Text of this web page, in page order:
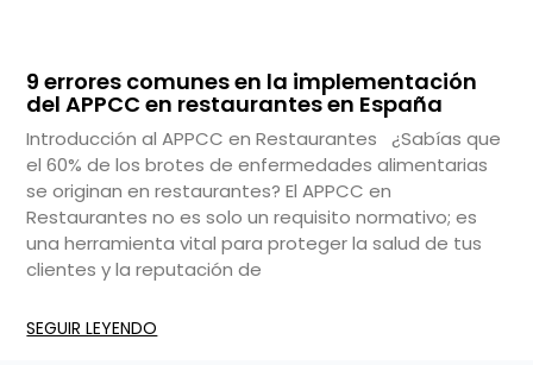
9 errores comunes en la implementación
del APPCC en restaurantes en España
Introducción al APPCC en Restaurantes ¿Sabías que
el 60% de los brotes de enfermedades alimentarias
se originan en restaurantes? El APPCC en
Restaurantes no es solo un requisito normativo; es
una herramienta vital para proteger la salud de tus
clientes y la reputación de
SEGUIR LEYENDO